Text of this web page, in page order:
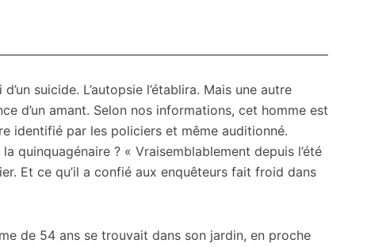
suicide. L’autopsie l’établira. Mais une autre
d’un amant. Selon nos informations, cet homme est
identifié par les policiers et même auditionné.
quinquagénaire ? « Vraisemblablement depuis l’été
Et ce qu’il a confié aux enquêteurs fait froid dans
de 54 ans se trouvait dans son jardin, en proche